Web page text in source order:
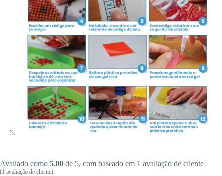
Avaliado como 5.00 de 5, com baseado em 1 avaliação de cliente
(1 avaliação de cliente)